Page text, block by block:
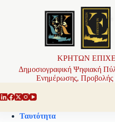
ΚΡΗΤΩΝ
Δημοσιογραφική Ψηφιακή
Ενημέρωσης, Προβολής
Ταυτότητα